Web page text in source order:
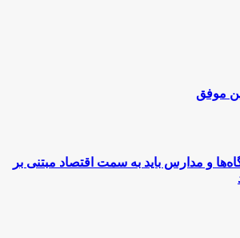
موفق
و مدارس باید به سمت اقتصاد مبتنی بر